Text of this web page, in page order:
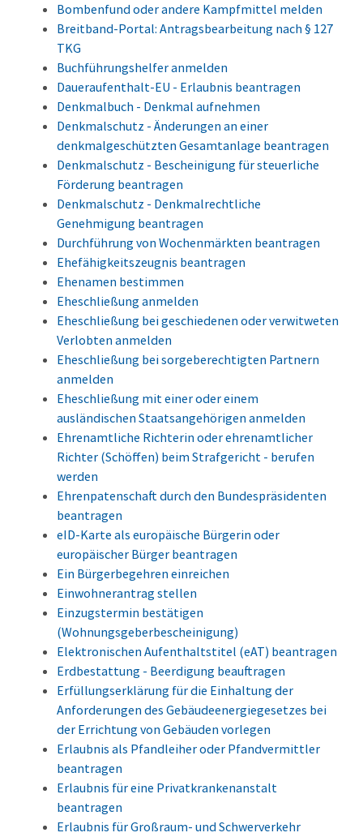
Bombenfund oder andere Kampfmittel melden
Breitband-Portal: Antragsbearbeitung nach § 127
TKG
Buchführungshelfer anmelden
Daueraufenthalt-EU - Erlaubnis beantragen
Denkmalbuch - Denkmal aufnehmen
Denkmalschutz - Änderungen an einer
denkmalgeschützten Gesamtanlage beantragen
Denkmalschutz - Bescheinigung für steuerliche
Förderung beantragen
Denkmalschutz - Denkmalrechtliche
Genehmigung beantragen
Durchführung von Wochenmärkten beantragen
Ehefähigkeitszeugnis beantragen
Ehenamen bestimmen
Eheschließung anmelden
Eheschließung bei geschiedenen oder verwitweten
Verlobten anmelden
Eheschließung bei sorgeberechtigten Partnern
anmelden
Eheschließung mit einer oder einem
ausländischen Staatsangehörigen anmelden
Ehrenamtliche Richterin oder ehrenamtlicher
Richter (Schöffen) beim Strafgericht - berufen
werden
Ehrenpatenschaft durch den Bundespräsidenten
beantragen
eID-Karte als europäische Bürgerin oder
europäischer Bürger beantragen
Ein Bürgerbegehren einreichen
Einwohnerantrag stellen
Einzugstermin bestätigen
(Wohnungsgeberbescheinigung)
Elektronischen Aufenthaltstitel (eAT) beantragen
Erdbestattung - Beerdigung beauftragen
Erfüllungserklärung für die Einhaltung der
Anforderungen des Gebäudeenergiegesetzes bei
der Errichtung von Gebäuden vorlegen
Erlaubnis als Pfandleiher oder Pfandvermittler
beantragen
Erlaubnis für eine Privatkrankenanstalt
beantragen
Erlaubnis für Großraum- und Schwerverkehr